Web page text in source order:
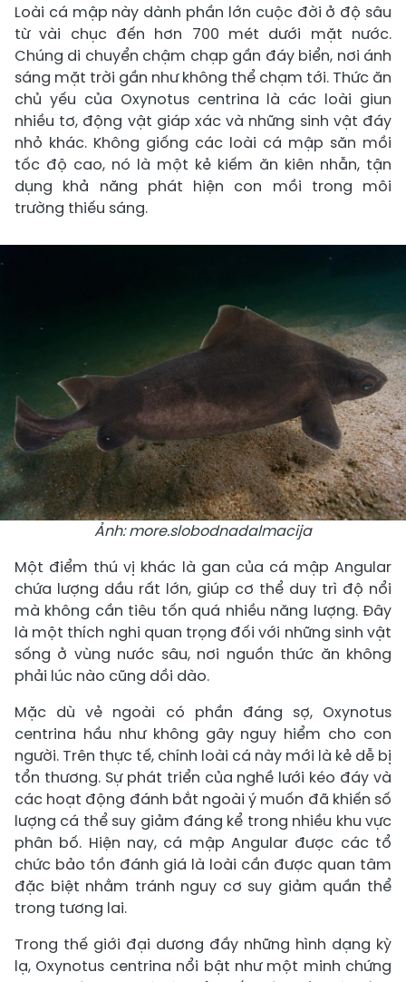
Loài cá mập này dành phần lớn cuộc đời ở độ sâu
từ vài chục đến hơn 700 mét dưới mặt nước.
Chúng di chuyển chậm chạp gần đáy biển, nơi ánh
sáng mặt trời gần như không thể chạm tới. Thức ăn
chủ yếu của Oxynotus centrina là các loài giun
nhiều tơ, động vật giáp xác và những sinh vật đáy
nhỏ khác. Không giống các loài cá mập săn mồi
tốc độ cao, nó là một kẻ kiếm ăn kiên nhẫn, tận
dụng khả năng phát hiện con mồi trong môi
trường thiếu sáng.
Ảnh: more.slobodnadalmacija
Một điểm thú vị khác là gan của cá mập Angular
chứa lượng dầu rất lớn, giúp cơ thể duy trì độ nổi
mà không cần tiêu tốn quá nhiều năng lượng. Đây
là một thích nghi quan trọng đối với những sinh vật
sống ở vùng nước sâu, nơi nguồn thức ăn không
phải lúc nào cũng dồi dào.
Mặc dù vẻ ngoài có phần đáng sợ, Oxynotus
centrina hầu như không gây nguy hiểm cho con
người. Trên thực tế, chính loài cá này mới là kẻ dễ bị
tổn thương. Sự phát triển của nghề lưới kéo đáy và
các hoạt động đánh bắt ngoài ý muốn đã khiến số
lượng cá thể suy giảm đáng kể trong nhiều khu vực
phân bố. Hiện nay, cá mập Angular được các tổ
chức bảo tồn đánh giá là loài cần được quan tâm
đặc biệt nhằm tránh nguy cơ suy giảm quần thể
trong tương lai.
Trong thế giới đại dương đầy những hình dạng kỳ
lạ, Oxynotus centrina nổi bật như một minh chứng